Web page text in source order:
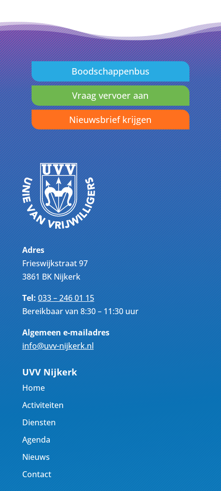
Boodschappenbus
Vraag vervoer aan
Nieuwsbrief krijgen
Adres
Frieswijkstraat 97
3861 BK Nijkerk
Tel:033 – 246 01 15
Bereikbaar van 8:30 – 11:30 uur
Algemeen e-mailadres
info@uvv-nijkerk.nl
UVV Nijkerk
Home
Activiteiten
Diensten
Agenda
Nieuws
Contact